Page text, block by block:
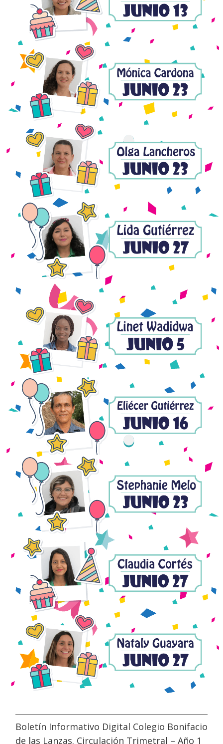
Boletín Informativo Digital Colegio Bonifacio
de las Lanzas. Circulación Trimetral – Año 1